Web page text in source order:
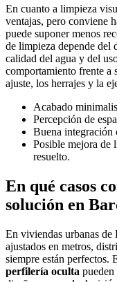
En cuanto a limpieza
ventajas, pero conviene
puede suponer menos
de limpieza depende del
calidad del agua y del
comportamiento frente a
ajuste, los herrajes y la
Acabado
Percepción de
Buena integración
Posible mejora de
resuelto.
En qué casos
solución en
En viviendas urbanas de
ajustados en metros,
siempre están perfectos.
perfilería oculta pueden